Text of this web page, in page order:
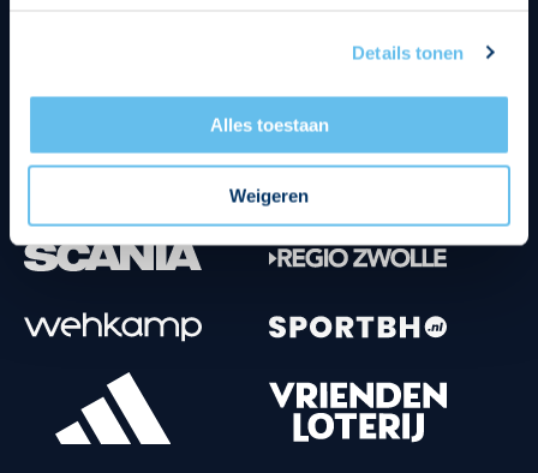
Details tonen
Alles toestaan
Weigeren